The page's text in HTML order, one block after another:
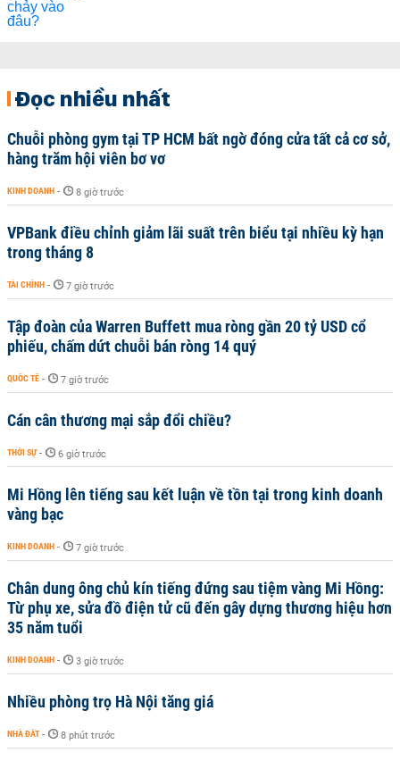
Đọc nhiều nhất
Chuỗi phòng gym tại TP HCM bất ngờ đóng cửa tất cả cơ sở,
hàng trăm hội viên bơ vơ
KINH DOANH - 8 giờ trước
VPBank điều chỉnh giảm lãi suất trên biểu tại nhiều kỳ hạn
trong tháng 8
TÀI CHÍNH - 7 giờ trước
Tập đoàn của Warren Buffett mua ròng gần 20 tỷ USD cổ
phiếu, chấm dứt chuỗi bán ròng 14 quý
QUỐC TẾ - 7 giờ trước
Cán cân thương mại sắp đổi chiều?
THỜI SỰ - 6 giờ trước
Mi Hồng lên tiếng sau kết luận về tồn tại trong kinh doanh
vàng bạc
KINH DOANH - 7 giờ trước
Chân dung ông chủ kín tiếng đứng sau tiệm vàng Mi Hồng:
Từ phụ xe, sửa đồ điện tử cũ đến gây dựng thương hiệu hơn
35 năm tuổi
KINH DOANH - 3 giờ trước
Nhiều phòng trọ Hà Nội tăng giá
NHÀ ĐẤT - 8 phút trước